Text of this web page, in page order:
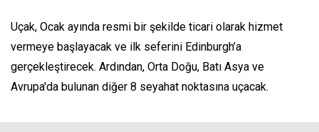
Uçak, Ocak ayında resmi bir şekilde ticari olarak hizmet
vermeye başlayacak ve ilk seferini Edinburgh’a
gerçekleştirecek. Ardından, Orta Doğu, Batı Asya ve
Avrupa'da bulunan diğer 8 seyahat noktasına uçacak.